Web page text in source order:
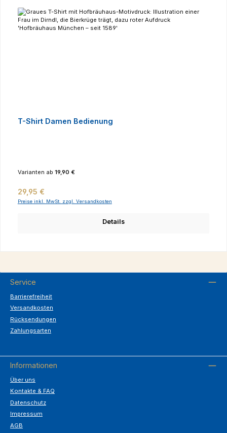
T-Shirt Damen Bedienung
Varianten ab 19,90 €
Regulärer Preis:
29,95 €
Preise inkl. MwSt. zzgl. Versandkosten
Details
Service
Barrierefreiheit
Versandkosten
Rücksendungen
Zahlungsarten
Informationen
Über uns
Kontakte & FAQ
Datenschutz
Impressum
AGB